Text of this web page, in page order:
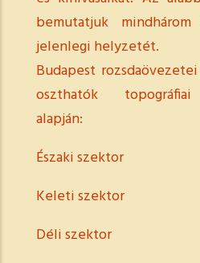
bemutatjuk
jelenlegi helyzetét.
Budapest
oszthatók
alapján:
Északi szektor
Keleti szektor
Déli szektor